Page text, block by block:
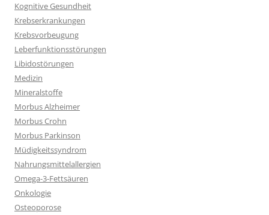
Kognitive Gesundheit
Krebserkrankungen
Krebsvorbeugung
Leberfunktionsstörungen
Libidostörungen
Medizin
Mineralstoffe
Morbus Alzheimer
Morbus Crohn
Morbus Parkinson
Müdigkeitssyndrom
Nahrungsmittelallergien
Omega-3-Fettsäuren
Onkologie
Osteoporose